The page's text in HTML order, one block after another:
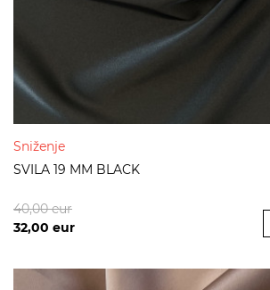
Sniženje
SVILA 19 MM BLACK
32,00 eur
40,00eur